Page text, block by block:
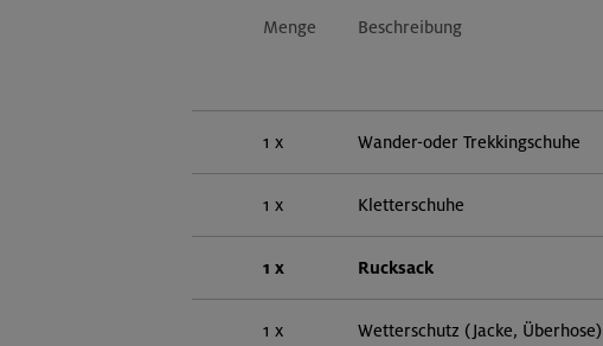
Menge Beschreibung
1 x Wander-oder Trekkingschuhe
1 x Kletterschuhe
1 x Rucksack
1 x Wetterschutz (Jacke, Überhose)